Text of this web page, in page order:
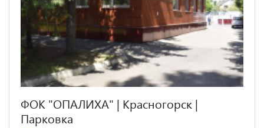
ФОК "ОПАЛИХА" | Красногорск |
Парковка